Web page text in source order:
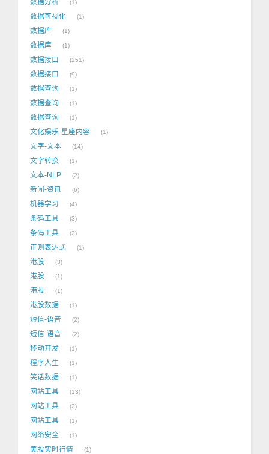
1
数据可视化 1
数据库 1
数据库 1
数据接口 251
数据接口 9
数据查询 1
数据查询 1
数据查询 1
文化娱乐-星座内容 1
文字-文本 14
文字转换 1
文本-NLP 2
新闻-资讯 6
机器学习 4
条码工具 3
条码工具 2
正则表达式 1
港股 3
港股 1
港股 1
港股数据 1
短信-语音 2
短信-语音 2
移动开发 1
程序人生 1
笑话数据 1
网站工具 13
网站工具 2
网站工具 1
网络安全 1
美股实时行情 1